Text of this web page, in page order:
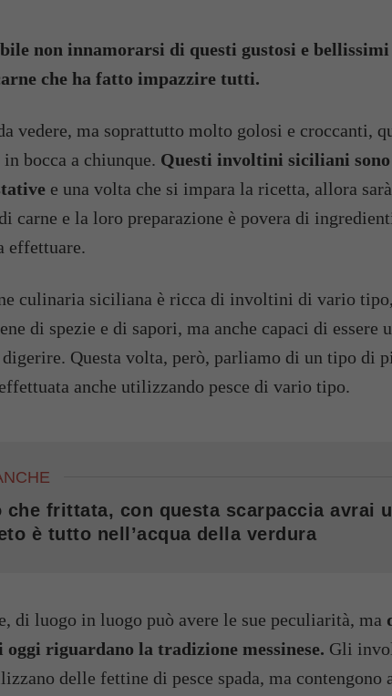
non innamorarsi di questi gustosi e
che ha fatto impazzire tutti.
vedere, ma soprattutto molto golosi e croccanti,
bocca a chiunque. Questi involtini siciliani
e una volta che si impara la ricetta, allora
carne e la loro preparazione è povera di
effettuare.
culinaria siciliana è ricca di involtini di vario
di spezie e di sapori, ma anche capaci di essere
Questa volta, però, parliamo di un tipo di
anche utilizzando pesce di vario tipo.
che frittata, con questa scarpaccia avrai
è tutto nell’acqua della verdura
di luogo in luogo può avere le sue peculiarità, ma
oggi riguardano la tradizione messinese. Gli
delle fettine di pesce spada, ma contengono